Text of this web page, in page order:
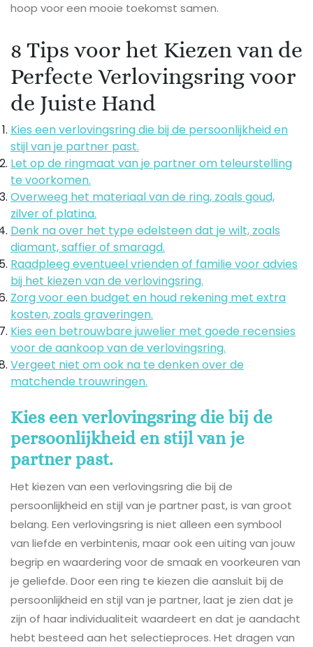
hoop voor een mooie toekomst samen.
8 Tips voor het Kiezen van de
Perfecte Verlovingsring voor
de Juiste Hand
Kies een verlovingsring die bij de persoonlijkheid en
stijl van je partner past.
Let op de ringmaat van je partner om teleurstelling
te voorkomen.
Overweeg het materiaal van de ring, zoals goud,
zilver of platina.
Denk na over het type edelsteen dat je wilt, zoals
diamant, saffier of smaragd.
Raadpleeg eventueel vrienden of familie voor advies
bij het kiezen van de verlovingsring.
Zorg voor een budget en houd rekening met extra
kosten, zoals graveringen.
Kies een betrouwbare juwelier met goede recensies
voor de aankoop van de verlovingsring.
Vergeet niet om ook na te denken over de
matchende trouwringen.
Kies een verlovingsring die bij de
persoonlijkheid en stijl van je
partner past.
Het kiezen van een verlovingsring die bij de
persoonlijkheid en stijl van je partner past, is van groot
belang. Een verlovingsring is niet alleen een symbool
van liefde en verbintenis, maar ook een uiting van jouw
begrip en waardering voor de smaak en voorkeuren van
je geliefde. Door een ring te kiezen die aansluit bij de
persoonlijkheid en stijl van je partner, laat je zien dat je
zijn of haar individualiteit waardeert en dat je aandacht
hebt besteed aan het selectieproces. Het dragen van